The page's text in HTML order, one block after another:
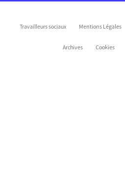
Travailleurs sociaux Mentions Légales
Archives Cookies